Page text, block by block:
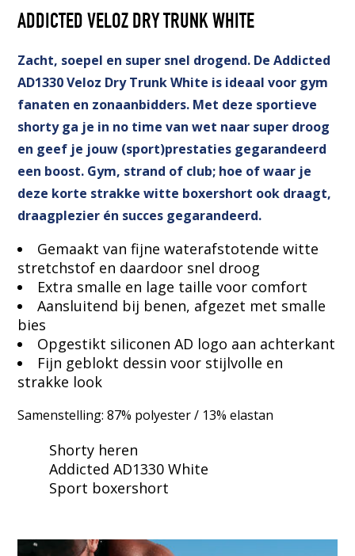
ADDICTED VELOZ DRY TRUNK WHITE
Zacht, soepel en super snel drogend. De Addicted
AD1330 Veloz Dry Trunk White is ideaal voor gym
fanaten en zonaanbidders. Met deze sportieve
shorty ga je in no time van wet naar super droog
en geef je jouw (sport)prestaties gegarandeerd
een boost. Gym, strand of club; hoe of waar je
deze korte strakke witte boxershort ook draagt,
draagplezier én succes gegarandeerd.
Gemaakt van fijne waterafstotende witte
stretchstof en daardoor snel droog
Extra smalle en lage taille voor comfort
Aansluitend bij benen, afgezet met smalle
bies
Opgestikt siliconen AD logo aan achterkant
Fijn geblokt dessin voor stijlvolle en
strakke look
Samenstelling: 87% polyester / 13% elastan
Shorty heren
Addicted AD1330 White
Sport boxershort